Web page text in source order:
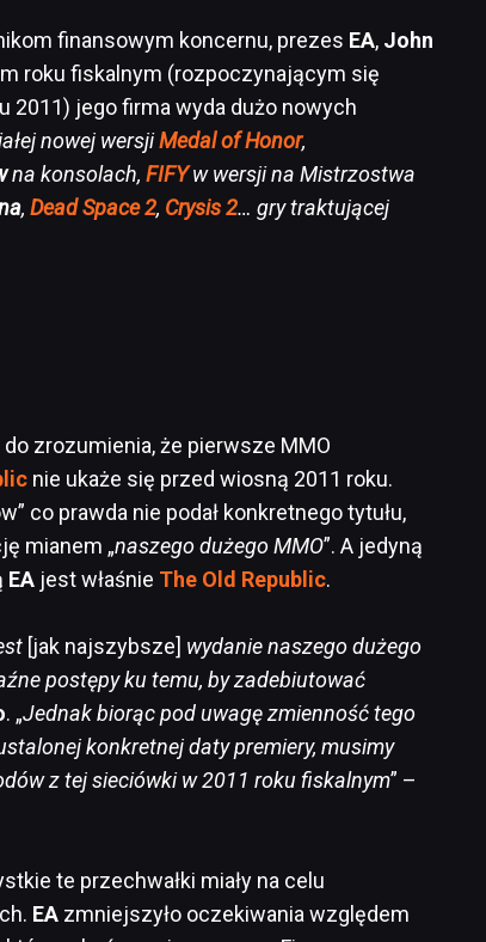
finansowym koncernu, prezes EA, John
roku fiskalnym (rozpoczynającym się
2011) jego firma wyda dużo nowych
nowej wersjiMedal of Honor,
na konsolach, FIFYw wersji na Mistrzostwa
, Dead Space 2, Crysis 2… gry traktującej
do zrozumienia, że pierwsze MMO
nie ukaże się przed wiosną 2011 roku.
co prawda nie podał konkretnego tytułu,
mianem „naszego dużego MMO”. A jedyną
EA jest właśnie The Old Republic.
[jak najszybsze] wydanie naszego dużego
postępy ku temu, by zadebiutować
. „Jednak biorąc pod uwagę zmienność tego
konkretnej daty premiery, musimy
z tej sieciówki w 2011 roku fiskalnym” –
te przechwałki miały na celu
EA zmniejszyło oczekiwania względem